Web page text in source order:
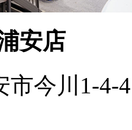
安店
市今川1-4-